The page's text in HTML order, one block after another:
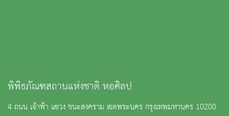
พิพิธภัณฑสถานแห่งชาติ หอศิลป
4 ถนน เจ้าฟ้า แขวง ชนะสงคราม เขตพระนคร กรุงเทพมหานคร 10200